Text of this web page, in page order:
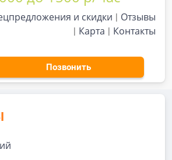
и скидки
Отзывы
Карта
Контакты
Позвонить